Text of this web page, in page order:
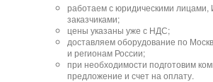
работаем с юридическими
заказчиками;
цены указаны уже с НДС;
доставляем оборудование по
и регионам России;
при необходимости подготовим
предложение и счет на оплату.